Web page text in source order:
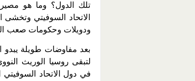
تلك الدول؟ وما هو
الاتحاد السوفيتي
ودويلات وحكومات صعب
بعد مفاوضات طويلة يبدو
لتبقى روسيا الوريث
في دول الاتحاد